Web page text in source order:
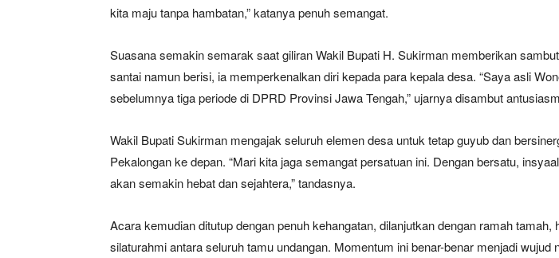
kita maju tanpa hambatan,” katanya penuh semangat.
Suasana semakin semarak saat giliran Wakil Bupati H. Sukirman memberikan
santai namun berisi, ia memperkenalkan diri kepada para kepala desa. “Saya asli
sebelumnya tiga periode di DPRD Provinsi Jawa Tengah,” ujarnya disambut
Wakil Bupati Sukirman mengajak seluruh elemen desa untuk tetap guyub dan
Pekalongan ke depan. “Mari kita jaga semangat persatuan ini. Dengan bersatu,
akan semakin hebat dan sejahtera,” tandasnya.
Acara kemudian ditutup dengan penuh kehangatan, dilanjutkan dengan ramah tamah,
silaturahmi antara seluruh tamu undangan. Momentum ini benar-benar menjadi wujud